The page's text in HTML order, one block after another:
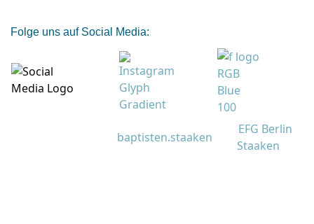
Folge uns auf Social Media:
baptisten.staaken
EFG Berlin
Staaken